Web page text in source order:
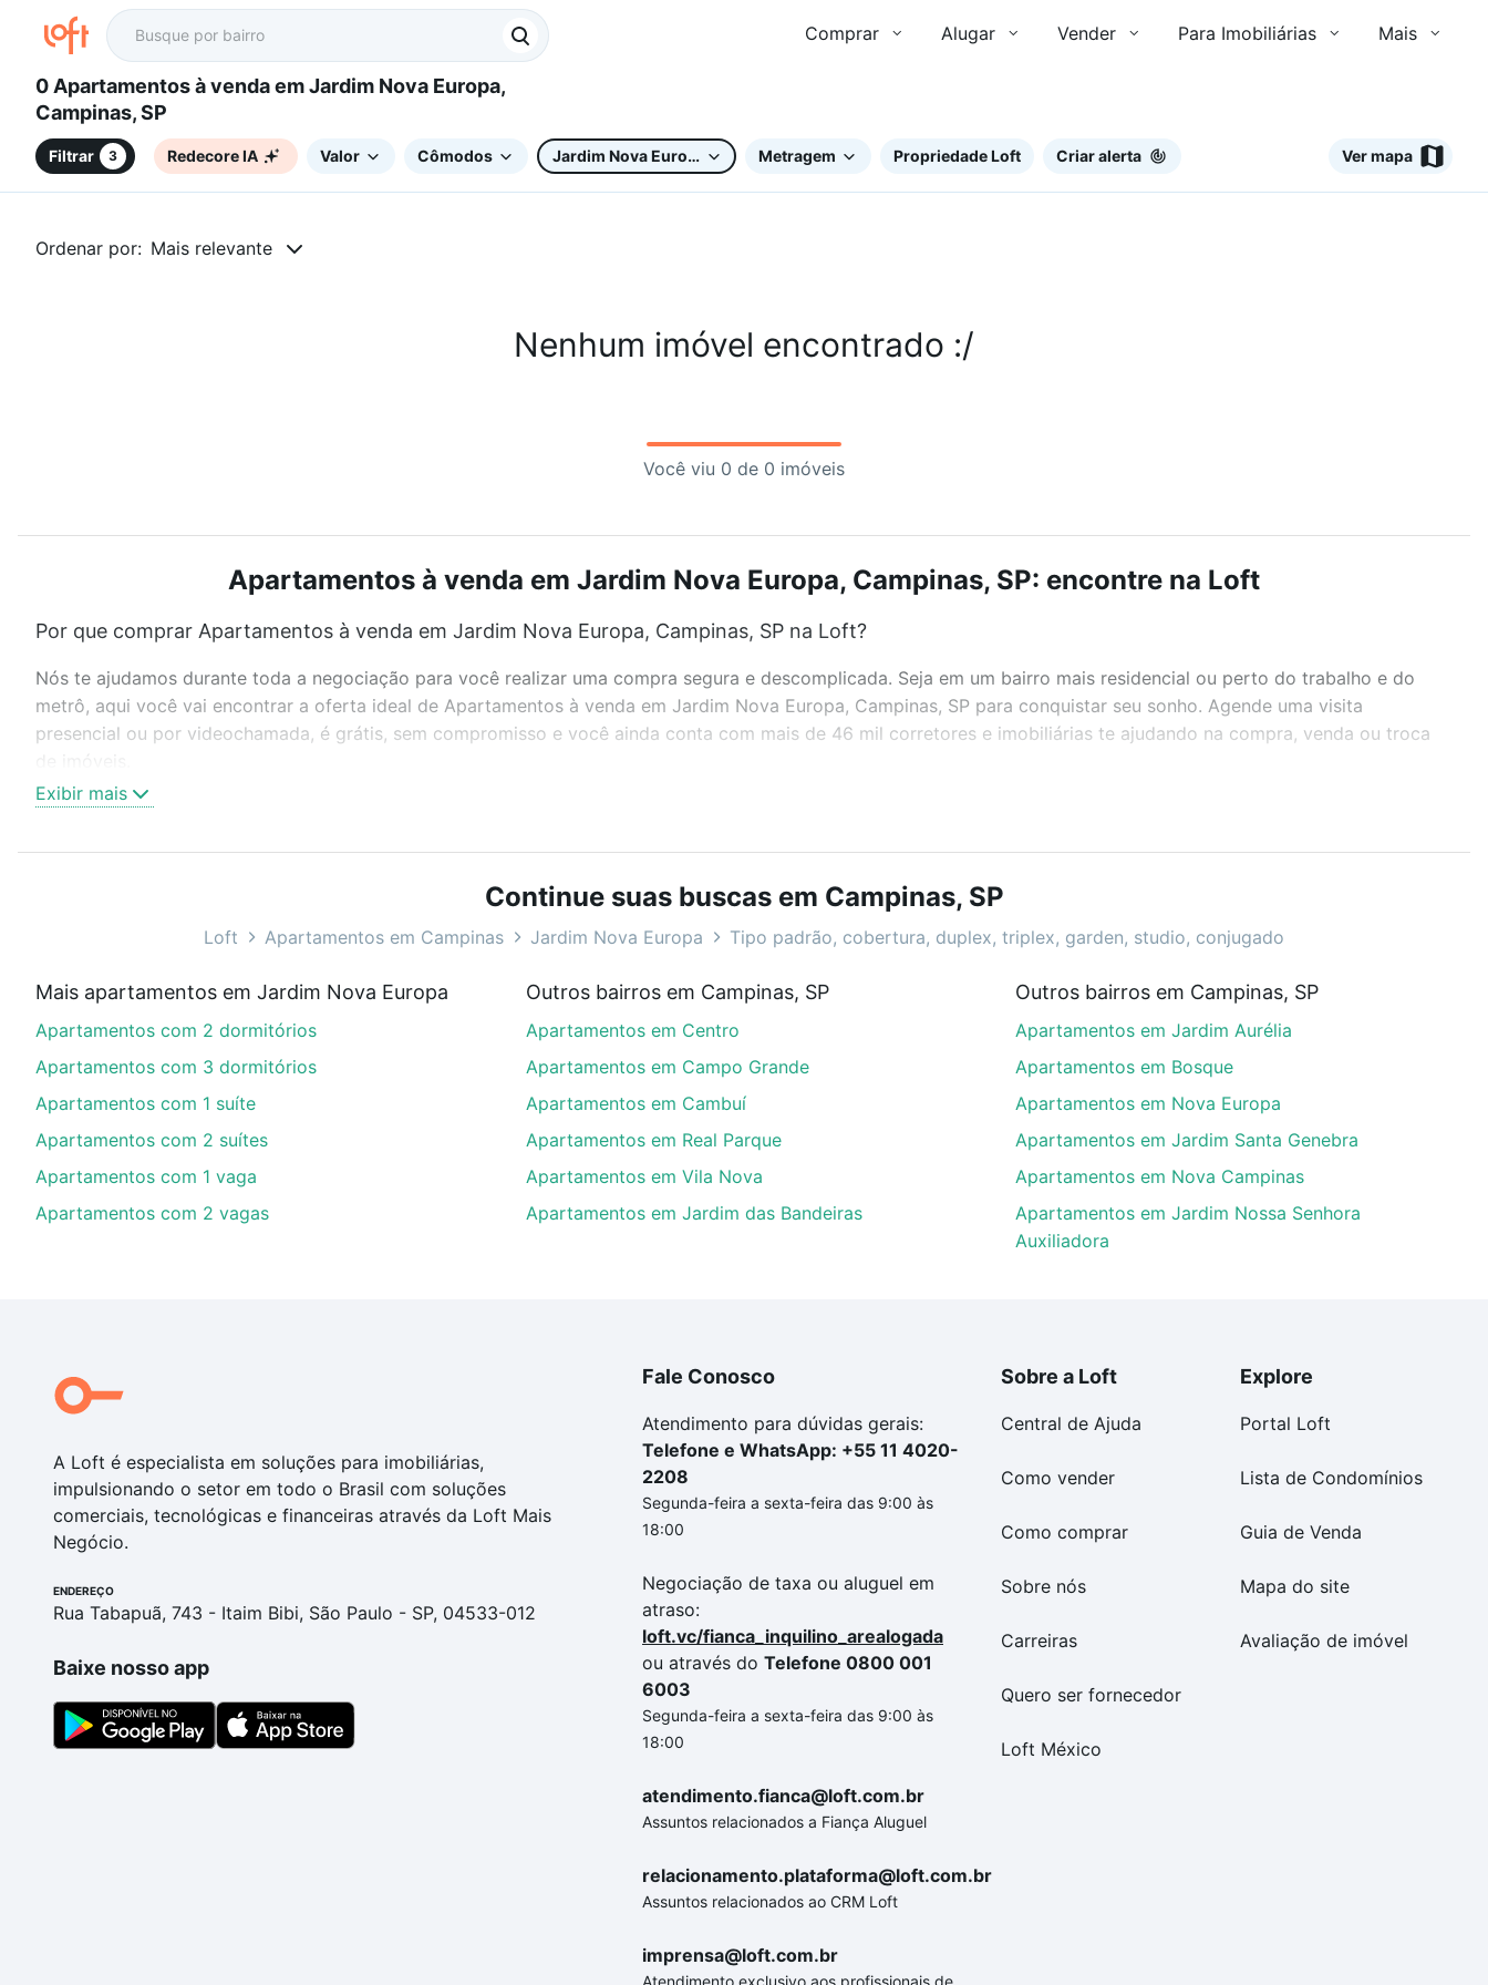
Comprar Alugar Vender Para Imobiliárias Mais
0 Apartamentos à venda em Jardim Nova Europa,
Campinas, SP
Filtrar 3 Redecore IA Valor Cômodos Jardim Nova Europa Metragem Propriedade Loft Criar alerta Ver mapa
Ordenar por: Mais relevante
Nenhum imóvel encontrado :/
Você viu 0 de 0 imóveis
Apartamentos à venda em Jardim Nova Europa, Campinas, SP: encontre na Loft
Por que comprar Apartamentos à venda em Jardim Nova Europa, Campinas, SP na Loft?
Nós te ajudamos durante toda a negociação para você realizar uma compra segura e descomplicada. Seja em um bairro mais residencial ou perto do trabalho e do
metrô, aqui você vai encontrar a oferta ideal de Apartamentos à venda em Jardim Nova Europa, Campinas, SP para conquistar seu sonho. Agende uma visita
presencial ou por videochamada, é grátis, sem compromisso e você ainda conta com mais de 46 mil corretores e imobiliárias te ajudando na compra, venda ou troca
Como escolher um imóvel?
Use barra de busca no topo para pesquisar por ruas, bairros e até condomínios favoritos. Você também pode usar os filtros como quantidade de quartos, suítes, com
ou sem vaga de garagem para combinar perfeitamente com o preço, metragem e comodidades, como piscina, academia, salão de festas ou área verde e encontrar
Apartamentos à venda em Jardim Nova Europa, Campinas, SP ideal para você na Loft.
Aqui na Loft temos a oferta ideal para você, com Apartamentos à venda em Jardim Nova Europa, Campinas, SP que custam a partir de R$ 0 e com nossas opções de
financiamento imobiliário as parcelas podem se adequar ao seu orçamento. Se ainda tem alguma dúvida dos custos envolvidos no processo de compra, veja em nosso
portal quanto custa comprar um apartamento e conte com a gente para comprar o imóvel dos seus sonhos com segurança e conforto. Loft, com você até as chaves.
Exibir mais
Continue suas buscas em Campinas, SP
Loft Apartamentos em Campinas Jardim Nova Europa Tipo padrão, cobertura, duplex, triplex, garden, studio, conjugado
Mais apartamentos em Jardim Nova Europa
Apartamentos com 2 dormitórios
Apartamentos com 3 dormitórios
Apartamentos com 1 suíte
Apartamentos com 2 suítes
Apartamentos com 1 vaga
Apartamentos com 2 vagas
Outros bairros em Campinas, SP
Apartamentos em Centro
Apartamentos em Campo Grande
Apartamentos em Cambuí
Apartamentos em Real Parque
Apartamentos em Vila Nova
Apartamentos em Jardim das Bandeiras
Outros bairros em Campinas, SP
Apartamentos em Jardim Aurélia
Apartamentos em Bosque
Apartamentos em Nova Europa
Apartamentos em Jardim Santa Genebra
Apartamentos em Nova Campinas
Apartamentos em Jardim Nossa Senhora
Auxiliadora
A Loft é especialista em soluções para imobiliárias,
impulsionando o setor em todo o Brasil com soluções
comerciais, tecnológicas e financeiras através da Loft Mais
Negócio.
ENDEREÇO
Rua Tabapuã, 743 - Itaim Bibi, São Paulo - SP, 04533-012
Baixe nosso app
Fale Conosco
Atendimento para dúvidas gerais:
Telefone e WhatsApp: +55 11 4020-
2208
Segunda-feira a sexta-feira das 9:00 às
18:00
Negociação de taxa ou aluguel em
atraso:
loft.vc/fianca_inquilino_arealogada
ou através do Telefone 0800 001
6003
Segunda-feira a sexta-feira das 9:00 às
18:00
atendimento.fianca@loft.com.br
Assuntos relacionados a Fiança Aluguel
relacionamento.plataforma@loft.com.br
Assuntos relacionados ao CRM Loft
imprensa@loft.com.br
Atendimento exclusivo aos profissionais de
Sobre a Loft
Central de Ajuda
Como vender
Como comprar
Sobre nós
Carreiras
Quero ser fornecedor
Loft México
Explore
Portal Loft
Lista de Condomínios
Guia de Venda
Mapa do site
Avaliação de imóvel